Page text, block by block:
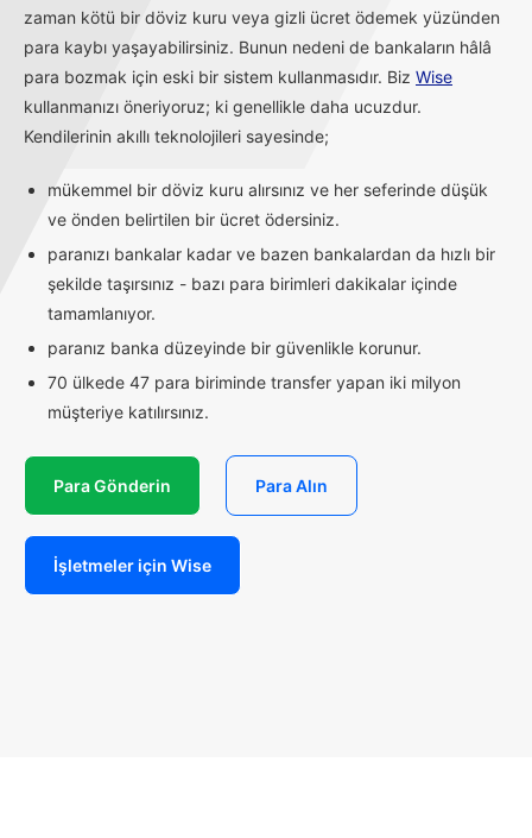
zaman kötü bir döviz kuru veya gizli ücret ödemek yüzünden
para kaybı yaşayabilirsiniz. Bunun nedeni de bankaların hâlâ
para bozmak için eski bir sistem kullanmasıdır. Biz Wise
kullanmanızı öneriyoruz; ki genellikle daha ucuzdur.
Kendilerinin akıllı teknolojileri sayesinde;
mükemmel bir döviz kuru alırsınız ve her seferinde düşük
ve önden belirtilen bir ücret ödersiniz.
paranızı bankalar kadar ve bazen bankalardan da hızlı bir
şekilde taşırsınız - bazı para birimleri dakikalar içinde
tamamlanıyor.
paranız banka düzeyinde bir güvenlikle korunur.
70 ülkede 47 para biriminde transfer yapan iki milyon
müşteriye katılırsınız.
Para Gönderin Para Alın
İşletmeler için Wise